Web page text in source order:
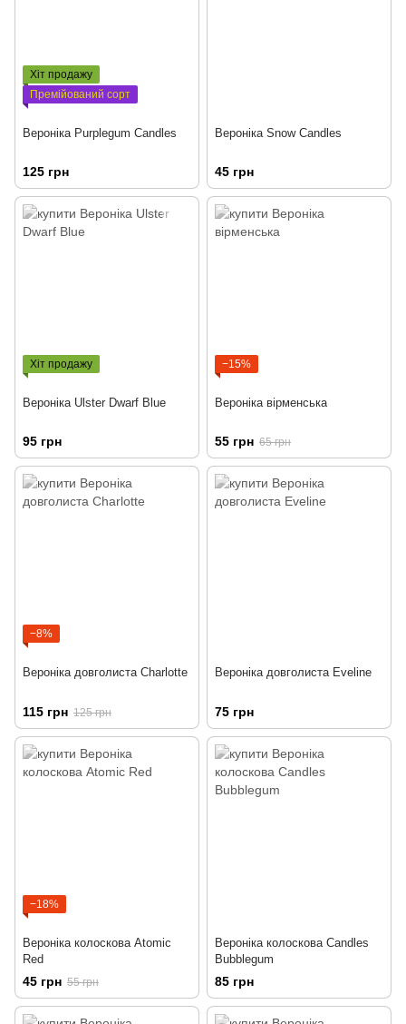
Хіт продажу
Премійований сорт
Вероніка Purplegum Candles
125 грн
Вероніка Snow Candles
45 грн
Хіт продажу
Вероніка Ulster Dwarf Blue
95 грн
−15%
Вероніка вірменська
55 грн 65 грн
−8%
Вероніка довголиста Charlotte
115 грн 125 грн
Вероніка довголиста Eveline
75 грн
−18%
Вероніка колоскова Atomic
Red
45 грн 55 грн
Вероніка колоскова Candles
Bubblegum
85 грн